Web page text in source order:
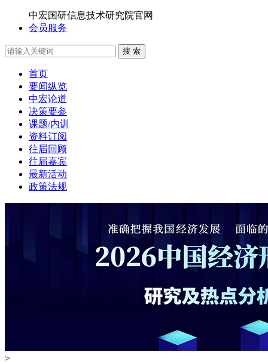
中宏国研信息技术研究院官网
会员服务
搜 索
首页
要闻纵览
中宏论道
决策要参
课题/内训
资料订阅
往届回顾
往届嘉宾
最新活动
政策法规
>